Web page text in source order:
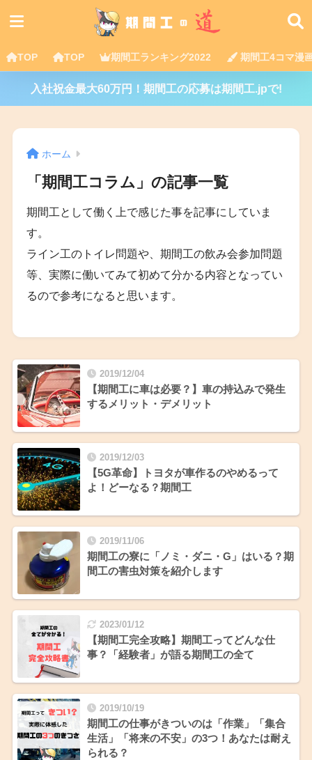
TOP TOP 期間工ランキング2022 期間工4コマ漫
入社祝金最大60万円！期間工の応募は期間工.jpで!
ホーム
「期間工コラム」の記事一覧
期間工として働く上で感じた事を記事にしていま
す。
ライン工のトイレ問題や、期間工の飲み会参加問題
等、実際に働いてみて初めて分かる内容となってい
るので参考になると思います。
2019/12/04
【期間工に車は必要？】車の持込みで発生
するメリット・デメリット
2019/12/03
【5G革命】トヨタが車作るのやめるって
よ！どーなる？期間工
2019/11/06
期間工の寮に「ノミ・ダニ・G」はいる？期
間工の害虫対策を紹介します
2023/01/12
【期間工完全攻略】期間工ってどんな仕
事？「経験者」が語る期間工の全て
2019/10/19
期間工の仕事がきついのは「作業」「集合
生活」「将来の不安」の3つ！あなたは耐え
られる？